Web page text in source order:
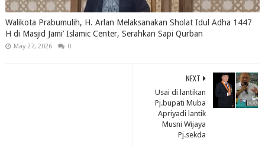
Walikota Prabumulih, H. Arlan Melaksanakan Sholat Idul Adha 1447
H di Masjid Jami’ Islamic Center, Serahkan Sapi Qurban
May 27, 2026 0
NEXT
Usai di lantikan
Pj.bupati Muba
Apriyadi lantik
Musni Wijaya
Pj.sekda